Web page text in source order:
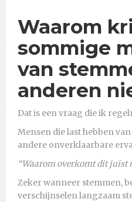
Waarom
sommige
van
anderen
Dat is een vraag die ik
Mensen die last hebben
andere onverklaarbare
“Waarom overkomt dit juist
Zeker wanneer stemmen,
verschijnselen langzaam